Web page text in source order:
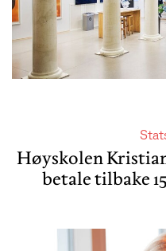
Høyskolen
betale tilbake